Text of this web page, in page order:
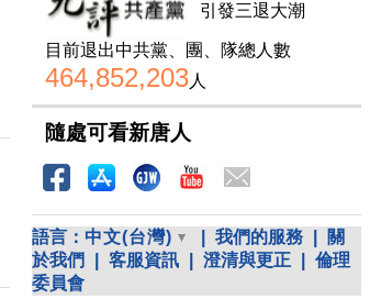
引發三退大潮
目前退出中共黨、團、隊總人數
464,852,203人
隨處可看新唐人
語言： 中文(台灣) 我們的服務
關
於我們
客服資訊 澄清與更正
倫理
委員會